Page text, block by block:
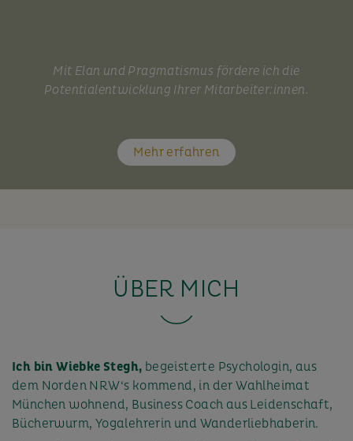
Mit Elan und Pragmatismus fördere ich die
Potentialentwicklung Ihrer Mitarbeiter:innen.
Mehr erfahren
ÜBER MICH
Ich bin Wiebke Stegh, begeisterte Psychologin, aus
dem Norden NRW‘s kommend, in der Wahlheimat
München wohnend, Business Coach aus Leidenschaft,
Bücherwurm, Yogalehrerin und Wanderliebhaberin.